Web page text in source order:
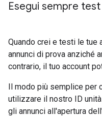
Esegui sempre
Quando crei e testi le tue
annunci di prova anziché
contrario, il tuo account
Il modo più semplice per
utilizzare il nostro ID
gli annunci all'apertura